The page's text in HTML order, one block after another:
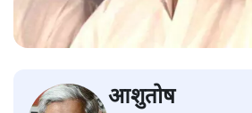
आशुतोष